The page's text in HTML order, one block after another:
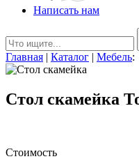
Написать нам
Главная | Каталог | Мебель:
Стол скамейка
Стоимость